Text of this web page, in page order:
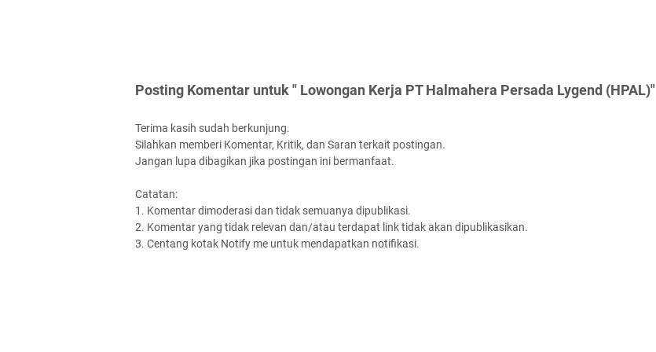
Posting Komentar untuk " Lowongan Kerja PT Halmahera Persada Lygend (HPAL)"
Terima kasih sudah berkunjung.
Silahkan memberi Komentar, Kritik, dan Saran terkait postingan.
Jangan lupa dibagikan jika postingan ini bermanfaat.
Catatan:
1. Komentar dimoderasi dan tidak semuanya dipublikasi.
2. Komentar yang tidak relevan dan/atau terdapat link tidak akan dipublikasikan.
3. Centang kotak Notify me untuk mendapatkan notifikasi.